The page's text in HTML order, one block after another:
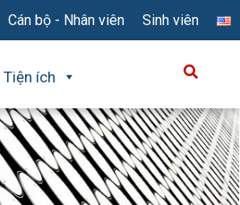
Cán bộ - Nhân viên Sinh viên
Tiện ích